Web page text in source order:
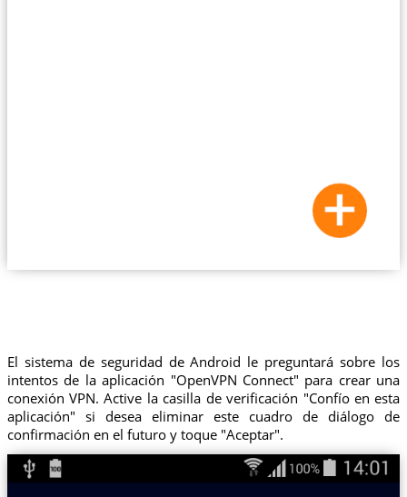
El sistema de seguridad de Android le preguntará sobre los
intentos de la aplicación "OpenVPN Connect" para crear una
conexión VPN. Active la casilla de verificación "Confío en esta
aplicación" si desea eliminar este cuadro de diálogo de
confirmación en el futuro y toque "Aceptar".